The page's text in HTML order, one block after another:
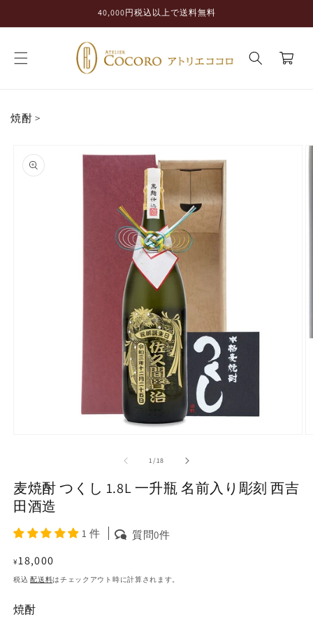
進む
40,000円税込以上で送料無料
ー
焼酎 >
報にス
キップ
で
メ
デ
ィ
ア
を
開
1/の
18
麦焼酎 つくし 1.8L 一升瓶 名前入り彫刻 西吉
田酒造
1 件 質問0件
通
常
格
¥18,000
税込配送料はチェックアウト時に計算されます。
焼酎